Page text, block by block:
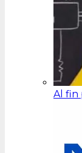
Al fin